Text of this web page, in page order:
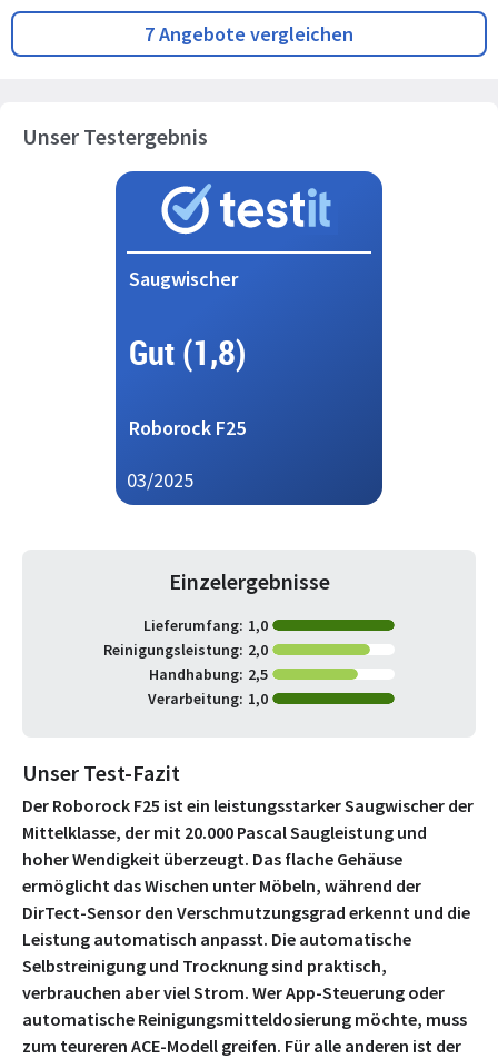
7 Angebote vergleichen
Unser Testergebnis
Saugwischer
Gut (1,8)
Roborock F25
03/2025
Einzelergebnisse
Lieferumfang: 1,0
Reinigungsleistung: 2,0
Handhabung: 2,5
Verarbeitung: 1,0
Unser Test-Fazit
Der Roborock F25 ist ein leistungsstarker Saugwischer der
Mittelklasse, der mit 20.000 Pascal Saugleistung und
hoher Wendigkeit überzeugt. Das flache Gehäuse
ermöglicht das Wischen unter Möbeln, während der
DirTect-Sensor den Verschmutzungsgrad erkennt und die
Leistung automatisch anpasst. Die automatische
Selbstreinigung und Trocknung sind praktisch,
verbrauchen aber viel Strom. Wer App-Steuerung oder
automatische Reinigungsmitteldosierung möchte, muss
zum teureren ACE-Modell greifen. Für alle anderen ist der